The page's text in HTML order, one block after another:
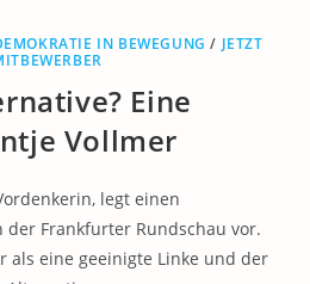
IN BEWEGUNG / JETZT
Eine
Vollmer
legt einen
der Frankfurter Rundschau vor.
als eine geeinigte Linke und der